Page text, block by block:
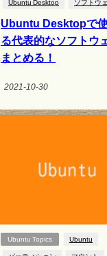
Ubuntu Desktop ソフトウ
Ubuntu Desktopで
る代表的なソフトウ
まとめる！
2021-10-30
Ubuntu Topics Ubuntu